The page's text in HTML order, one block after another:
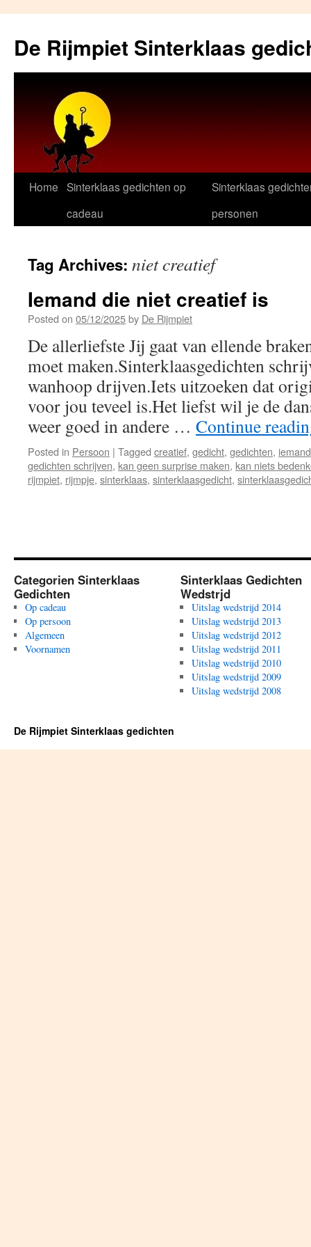
content
De Rijmpiet Sinterklaas
Home Sinterklaas gedichten op
cadeau
Sinterklaas
personen
Tag Archives: niet creatief
Iemand die niet creatief is
Posted on 05/12/2025by De Rijmpiet
De allerliefste Jij gaat van ellende
moet maken.Sinterklaasgedichten
wanhoop drijven.Iets uitzoeken dat
voor jou teveel is.Het liefst wil je de
weer goed in andere … Continue
Posted in Persoon | Tagged creatief, gedicht, gedichten,
gedichten schrijven, kan geen surprise maken, kan niets
rijmpiet, rijmpje, sinterklaas, sinterklaasgedicht,
Categorien Sinterklaas
Gedichten
Op cadeau
Op persoon
Algemeen
Voornamen
Sinterklaas Gedichten
Wedstrjd
Uitslag wedstrijd 2014
Uitslag wedstrijd 2013
Uitslag wedstrijd 2012
Uitslag wedstrijd 2011
Uitslag wedstrijd 2010
Uitslag wedstrijd 2009
Uitslag wedstrijd 2008
De Rijmpiet Sinterklaas gedichten